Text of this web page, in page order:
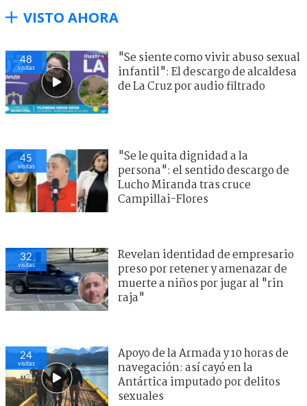
VISTO AHORA
48
visitas
"Se siente como vivir abuso sexual
infantil": El descargo de alcaldesa
de La Cruz por audio filtrado
45
visitas
"Se le quita dignidad a la
persona": el sentido descargo de
Lucho Miranda tras cruce
Campillai-Flores
32
visitas
Revelan identidad de empresario
preso por retener y amenazar de
muerte a niños por jugar al "rin
raja"
24
visitas
Apoyo de la Armada y 10 horas de
navegación: así cayó en la
Antártica imputado por delitos
sexuales